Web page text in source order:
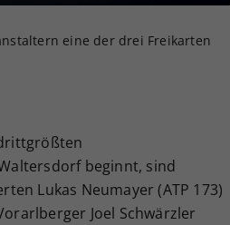
eine der drei Freikarten
beginnt, sind
Lukas Neumayer (ATP 173)
Joel Schwärzler